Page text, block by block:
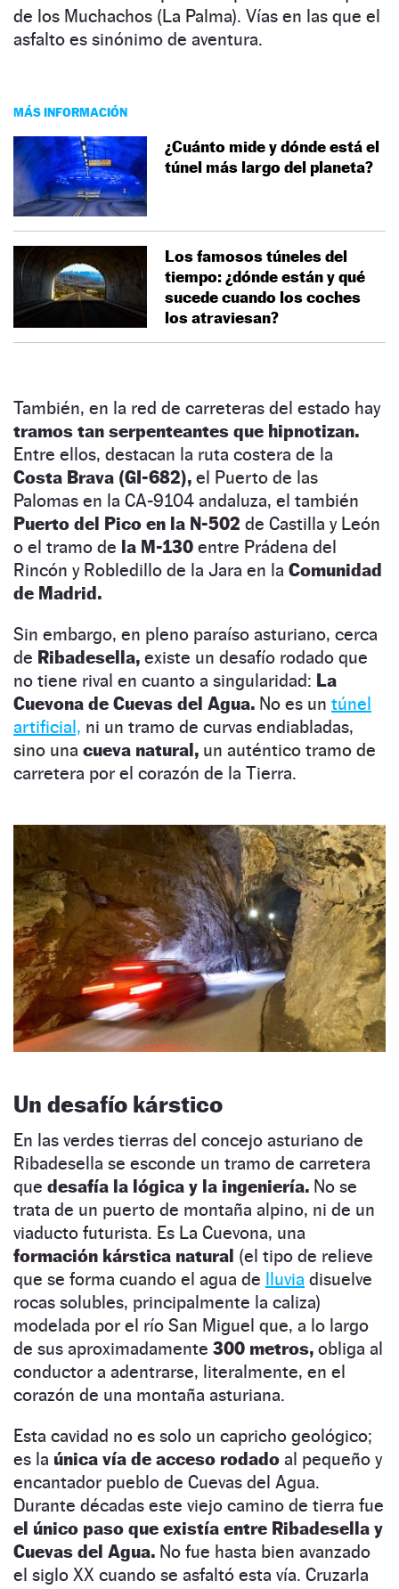
de los Muchachos (La Palma). Vías en las que el
asfalto es sinónimo de aventura.
MÁS INFORMACIÓN
¿Cuánto mide y dónde está el
túnel más largo del planeta?
Los famosos túneles del
tiempo: ¿dónde están y qué
sucede cuando los coches
los atraviesan?
También, en la red de carreteras del estado hay
tramos tan serpenteantes que hipnotizan.
Entre ellos, destacan la ruta costera de la
Costa Brava (GI-682), el Puerto de las
Palomas en la CA-9104 andaluza, el también
Puerto del Pico en la N-502 de Castilla y León
o el tramo de la M-130 entre Prádena del
Rincón y Robledillo de la Jara en la Comunidad
de Madrid.
Sin embargo, en pleno paraíso asturiano, cerca
de Ribadesella, existe un desafío rodado que
no tiene rival en cuanto a singularidad: La
Cuevona de Cuevas del Agua. No es un túnel
artificial, ni un tramo de curvas endiabladas,
sino una cueva natural, un auténtico tramo de
carretera por el corazón de la Tierra.
Un desafío kárstico
En las verdes tierras del concejo asturiano de
Ribadesella se esconde un tramo de carretera
que desafía la lógica y la ingeniería. No se
trata de un puerto de montaña alpino, ni de un
viaducto futurista. Es La Cuevona, una
formación kárstica natural (el tipo de relieve
que se forma cuando el agua de
lluvia disuelve
rocas solubles, principalmente la caliza)
modelada por el río San Miguel que, a lo largo
de sus aproximadamente 300 metros, obliga al
conductor a adentrarse, literalmente, en el
corazón de una montaña asturiana.
Esta cavidad no es solo un capricho geológico;
es la única vía de acceso rodado al pequeño y
encantador pueblo de Cuevas del Agua.
Durante décadas este viejo camino de tierra fue
el único paso que existía entre Ribadesella y
Cuevas del Agua. No fue hasta bien avanzado
el siglo XX cuando se asfaltó esta vía. Cruzarla